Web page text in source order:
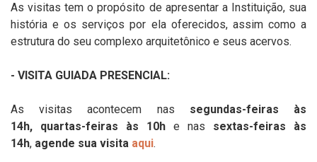
As visitas tem o propósito de apresentar a Instituição, sua
história e os serviços por ela oferecidos, assim como a
estrutura do seu complexo arquitetônico e seus acervos.
- VISITA GUIADA PRESENCIAL:
As visitas acontecem nas
segundas-feiras às
14h, quartas-feiras às 10h e nas
sextas-feiras às
14h, agende sua visita aqui.